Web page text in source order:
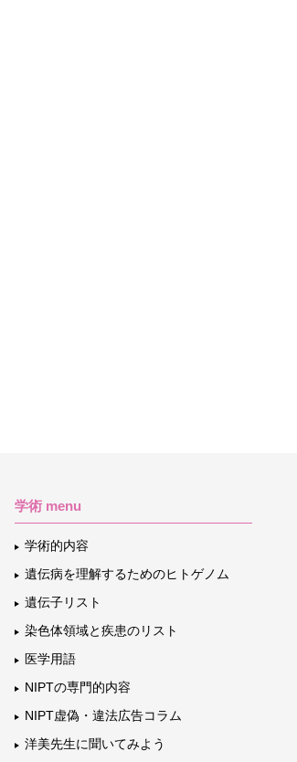
学術 menu
学術的内容
遺伝病を理解するためのヒトゲノム
遺伝子リスト
染色体領域と疾患のリスト
医学用語
NIPTの専門的内容
NIPT虚偽・違法広告コラム
洋美先生に聞いてみよう